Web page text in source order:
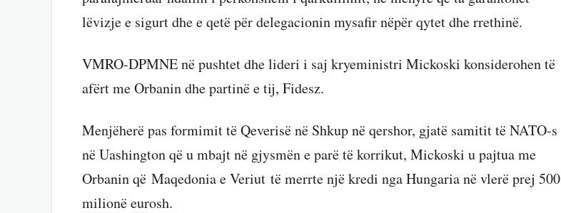
lëvizje e sigurt dhe e qetë për delegacionin mysafir nëpër qytet dhe rrethinë.
VMRO-DPMNE në pushtet dhe lideri i saj kryeministri Mickoski konsiderohen të
afërt me Orbanin dhe partinë e tij, Fidesz.
Menjëherë pas formimit të Qeverisë në Shkup në qershor, gjatë samitit të NATO-s
në Uashington që u mbajt në gjysmën e parë të korrikut, Mickoski u pajtua me
Orbanin që Maqedonia e Veriut të merrte një kredi nga Hungaria në vlerë prej 500
milionë eurosh.